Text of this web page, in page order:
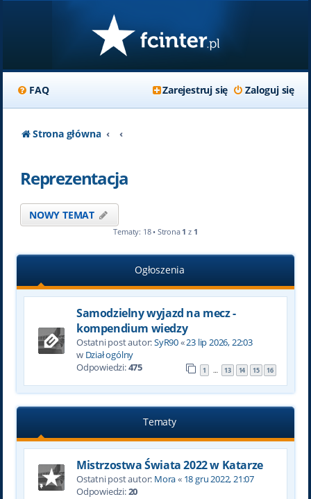
FAQ Zaloguj się
Zarejestruj się
Strona główna
Reprezentacja
NOWY TEMAT
Tematy: 18 • Strona 1 z 1
Ogłoszenia
Samodzielny wyjazd na mecz -
kompendium wiedzy
Ostatni post autor:SyR90«23 lip 2026, 22:03
w Dział ogólny
Odpowiedzi:475 1 … 13 14 15 16
Tematy
Mistrzostwa Świata 2022 w Katarze
Ostatni post autor: Mora« 18 gru 2022, 21:07
Odpowiedzi:20